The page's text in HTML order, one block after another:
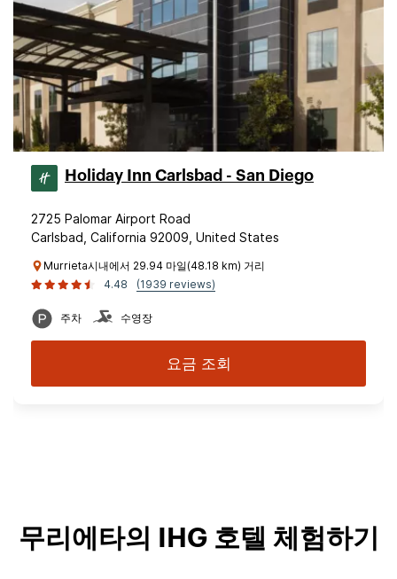
Holiday Inn Carlsbad - San Diego
2725 Palomar Airport Road
Carlsbad, California 92009, United States
Murrieta시내에서 29.94 마일(48.18 km) 거리
4.48
(1939 reviews)
주차 수영장
요금 조회
무리에타의 IHG 호텔 체험하기